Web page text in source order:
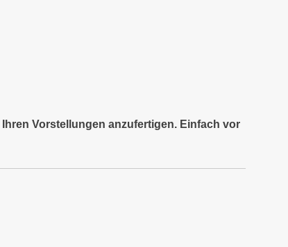
Vorstellungen anzufertigen. Einfach vor